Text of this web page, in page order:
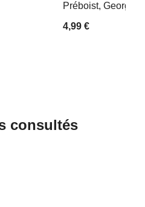
Préboist, Georges
4,99 €
consultés